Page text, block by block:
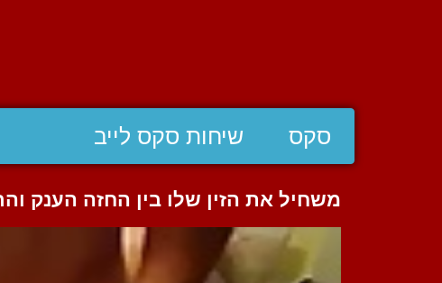
סקס שיחות סקס לייב
משחיל את הזין שלו בין החזה הענק